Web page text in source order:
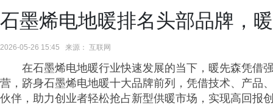
石墨烯电地暖排名头部品牌，
2026-05-26 15:45 来源： 互联网
在石墨烯电地暖行业快速发展的当下，暖先森凭借
营，跻身石墨烯电地暖十大品牌前列，凭借技术、产品
伙伴，助力创业者轻松抢占新型供暖市场，实现高回报